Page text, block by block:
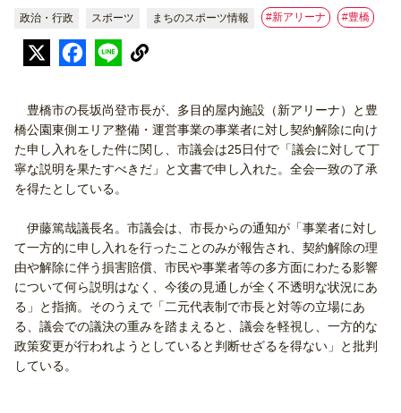
政治・行政 スポーツ まちのスポーツ情報 #新アリーナ #豊橋
豊橋市の長坂尚登市長が、多目的屋内施設（新アリーナ）と豊
橋公園東側エリア整備・運営事業の事業者に対し契約解除に向け
た申し入れをした件に関し、市議会は25日付で「議会に対して丁
寧な説明を果たすべきだ」と文書で申し入れた。全会一致の了承
を得たとしている。
伊藤篤哉議長名。市議会は、市長からの通知が「事業者に対し
て一方的に申し入れを行ったことのみが報告され、契約解除の理
由や解除に伴う損害賠償、市民や事業者等の多方面にわたる影響
について何ら説明はなく、今後の見通しが全く不透明な状況にあ
る」と指摘。そのうえで「二元代表制で市長と対等の立場にあ
る、議会での議決の重みを踏まえると、議会を軽視し、一方的な
政策変更が行われようとしていると判断せざるを得ない」と批判
している。